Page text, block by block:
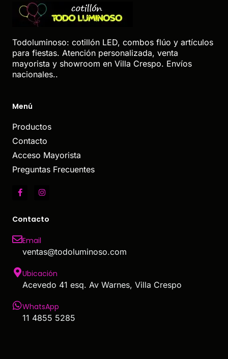
Todoluminoso: cotillón LED, combos flúo y artículos
para fiestas. Atención personalizada, venta
mayorista y showroom en Villa Crespo. Envíos
nacionales..
Menú
Productos
Contacto
Acceso Mayorista
Preguntas Frecuentes
Contacto
Email
ventas@todoluminoso.com
Ubicación
Acevedo 41 esq. Av Warnes, Villa Crespo
WhatsApp
11 4855 5285